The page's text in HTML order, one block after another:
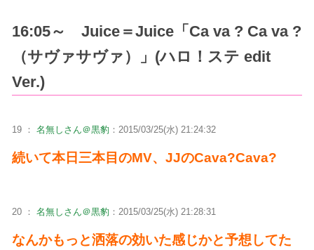
16:05～ Juice＝Juice「Ca va ? Ca va ?
（サヴァサヴァ）」(ハロ！ステ edit
Ver.)
19 ： 名無しさん＠黒豹 ：2015/03/25(水) 21:24:32
続いて本日三本目のMV、JJのCava?Cava?
20 ： 名無しさん＠黒豹 ：2015/03/25(水) 21:28:31
なんかもっと洒落の効いた感じかと予想してた